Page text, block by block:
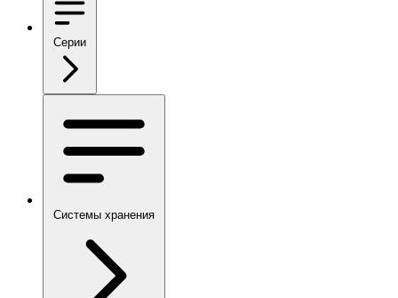
Серии
Системы хранения